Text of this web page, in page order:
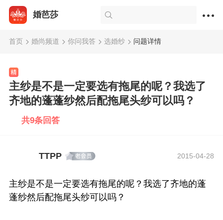
婚芭莎
首页 婚尚频道 你问我答 选婚纱 问题详情
主纱是不是一定要选有拖尾的呢？我选了
齐地的蓬蓬纱然后配拖尾头纱可以吗？
共9条回答
TTPP 2015-04-28
主纱是不是一定要选有拖尾的呢？我选了齐地的蓬
蓬纱然后配拖尾头纱可以吗？